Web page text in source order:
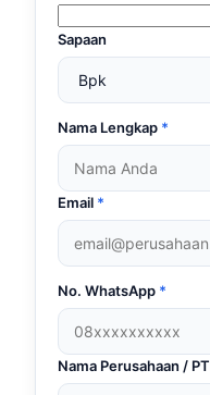
Sapaan
Nama Lengkap *
Email *
No. WhatsApp *
Nama Perusahaan / PT